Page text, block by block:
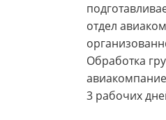
отдел
Обработка
3 рабочих